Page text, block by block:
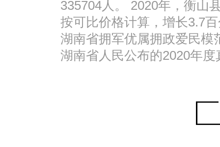
335704人。 2020年，衡山
按可比价格计算，增长3.7
湖南省拥军优属拥政爱民模
湖南省人民公布的2020年